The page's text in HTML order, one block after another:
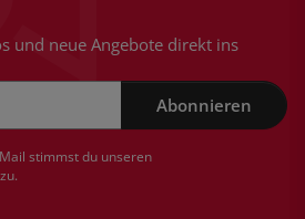
und neue Angebote direkt ins
Abonnieren
stimmst du unseren
zu.